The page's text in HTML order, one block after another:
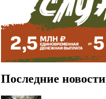
Последние новости